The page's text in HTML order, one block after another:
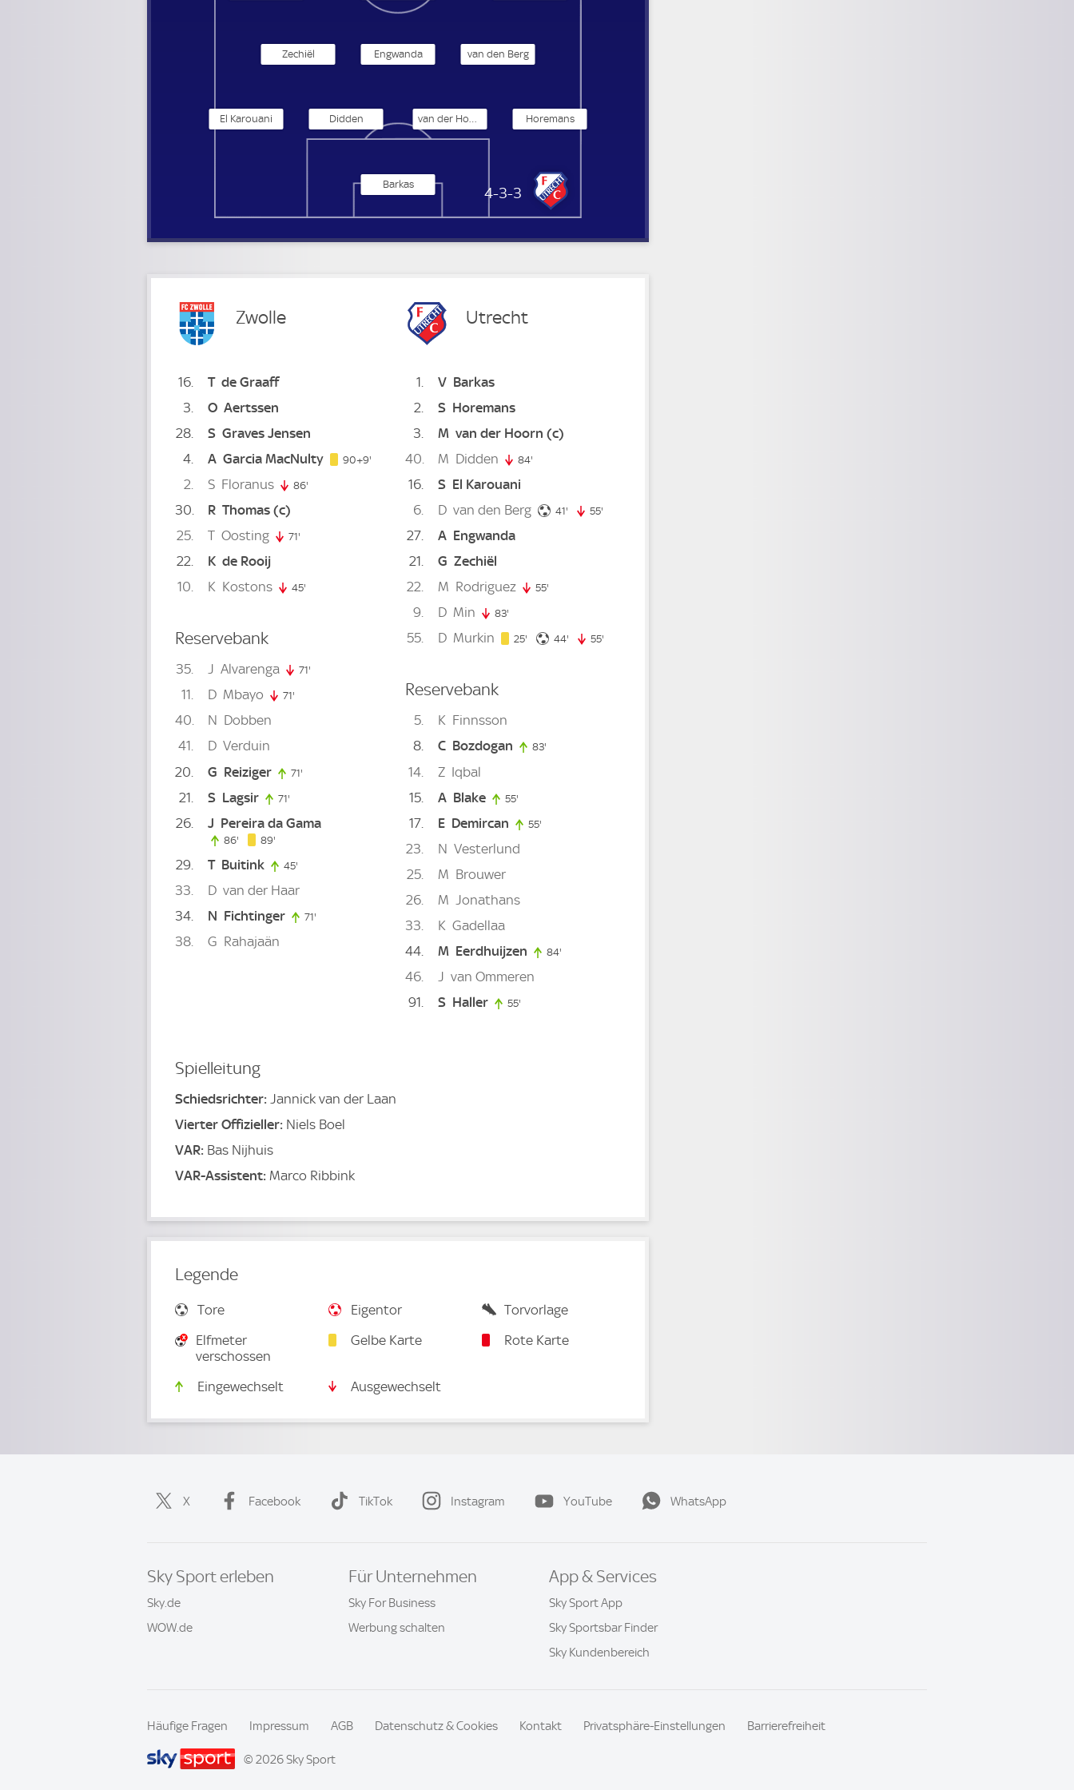
FC Utrecht
4-3-3
Barkas
Horemans
van der Hoorn
Didden
El Karouani
van den Berg
Engwanda
Zechiël
Zwolle
16 T de Graaff
3
O Aertssen
28
S Graves Jensen
4
A Garcia MacNulty 90+9' 99. minute
2 S Floranus 86'
30 R Thomas(c)
25
T Oosting 71'
22 K de Rooij
10
K Kostons 45'
Reservebank
35 J Alvarenga 71'
11 D Mbayo 71'
40 N Dobben
41
D Verduin
20
G Reiziger 71'
21 S Lagsir 71'
26 J Pereira da Gama
86' 86. minute
89'
29 T Buitink 45'
33 D van der Haar
34
N Fichtinger 71'
38 G Rahajaän
Utrecht
1 V Barkas
2
S Horemans
3
M van der Hoorn (c)
40
M Didden 84'
16 S El Karouani
6
D van den Berg 41' 41. minute
55'
27 A Engwanda
21
G Zechiël
22
M Rodriguez 55'
9 D Min 83'
55 D Murkin 25' 25. minute
44' 44. minute
55'
Reservebank
5 K Finnsson
8
C Bozdogan 83'
14 Z Iqbal
15
A Blake 55'
17 E Demircan 55'
23 N Vesterlund
25
M Brouwer
26
M
Jonathans
33
K Gadellaa
44
M Eerdhuijzen 84'
46 J van Ommeren
91
S Haller 55'
Spielleitung
Schiedsrichter: Jannick van der Laan
Vierter Offizieller: Niels Boel
VAR: Bas Nijhuis
VAR-Assistent: Marco Ribbink
Legende
Tore Eigentor
Torvorlage
Elfmeter
verschossen
Gelbe Karte Rote Karte
Eingewechselt Ausgewechselt
X Facebook TikTok Instagram YouTube WhatsApp
Sky Sport erleben
Sky.de
WOW.de
Für Unternehmen
Sky For Business
Werbung schalten
App & Services
Sky Sport App
Sky Sportsbar Finder
Sky Kundenbereich
Häufige Fragen Impressum AGB Datenschutz & Cookies Kontakt Privatsphäre-Einstellungen Barrierefreiheit
© 2026 Sky Sport